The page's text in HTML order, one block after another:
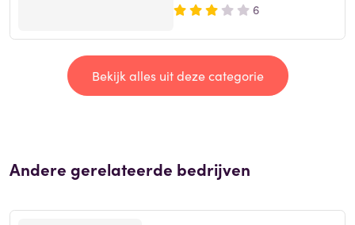
6
Bekijk alles uit deze categorie
Andere gerelateerde bedrijven